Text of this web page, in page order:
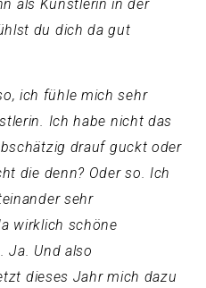
als Künstlerin in der
du dich da gut
ich fühle mich sehr
Ich habe nicht das
drauf guckt oder
die denn? Oder so. Ich
sehr
wirklich schöne
Ja. Und also
dieses Jahr mich dazu